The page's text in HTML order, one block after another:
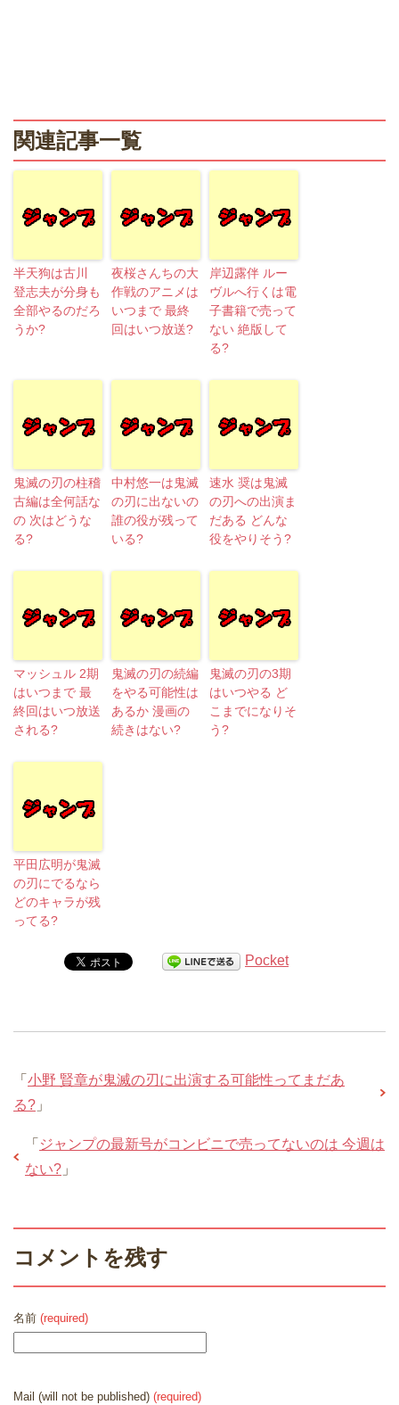
関連記事一覧
半天狗は古川
登志夫が分身も
全部やるのだろ
うか?
夜桜さんちの大
作戦のアニメは
いつまで 最終
回はいつ放送?
岸辺露伴 ルー
ヴルへ行くは電
子書籍で売って
ない 絶版して
る?
鬼滅の刃の柱稽
古編は全何話な
の 次はどうな
る?
中村悠一は鬼滅
の刃に出ないの
誰の役が残って
いる?
速水 奨は鬼滅
の刃への出演ま
だある どんな
役をやりそう?
マッシュル 2期
はいつまで 最
終回はいつ放送
される?
鬼滅の刃の続編
をやる可能性は
あるか 漫画の
続きはない?
鬼滅の刃の3期
はいつやる ど
こまでになりそ
う?
平田広明が鬼滅
の刃にでるなら
どのキャラが残
ってる?
Pocket
「 小野 賢章が鬼滅の刃に出演する可能性ってまだあ
る? 」
「 ジャンプの最新号がコンビニで売ってないのは 今週は
ない? 」
コメントを残す
名前 (required)
Mail (will not be published) (required)